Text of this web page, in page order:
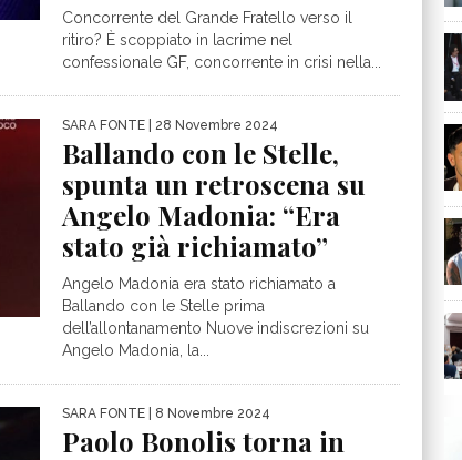
Concorrente del Grande Fratello verso il
ritiro? È scoppiato in lacrime nel
confessionale GF, concorrente in crisi nella...
SARA FONTE | 28 Novembre 2024
Ballando con le Stelle,
spunta un retroscena su
Angelo Madonia: “Era
stato già richiamato”
Angelo Madonia era stato richiamato a
Ballando con le Stelle prima
dell’allontanamento Nuove indiscrezioni su
Angelo Madonia, la...
SARA FONTE | 8 Novembre 2024
Paolo Bonolis torna in